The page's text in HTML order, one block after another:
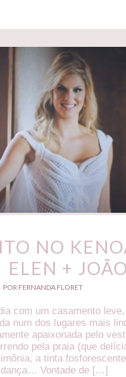
NO
ELEN +
POR FERNANDA FLORET
com um casamento
num dos lugares mais
apaixonada pelo
pela praia (que
a tinta
Vontade de […]